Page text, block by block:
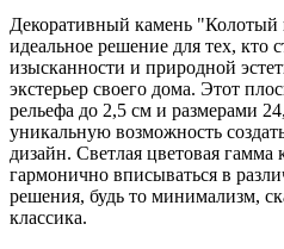
Декоративный камень
идеальное решение для тех, кто
изысканности и природной
экстерьер своего дома. Этот
рельефа до 2,5 см и размерами
уникальную возможность
дизайн. Светлая цветовая гамма
гармонично вписываться в
решения, будь то минимализм,
классика.